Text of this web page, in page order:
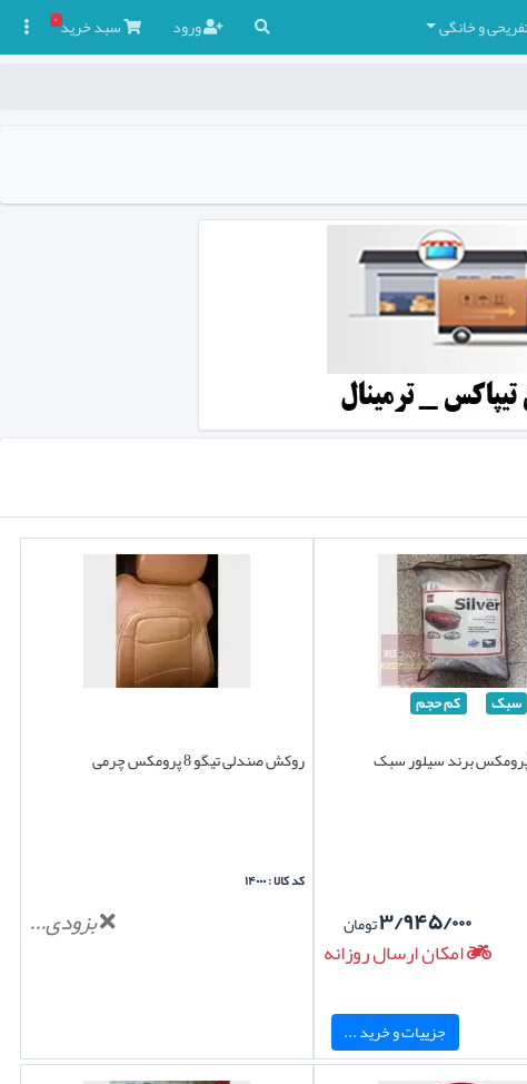
و خانگی ورود سبدخرید۰
سبک کم حجم
۳/۹۴۵/۰۰۰تومان
امکان ارسال روزانه
جزییات و خرید ...
روکش صندلی تیگو 8 پرومکس چرمی
کد کالا : ۱۴۰۰۰
بزودی...